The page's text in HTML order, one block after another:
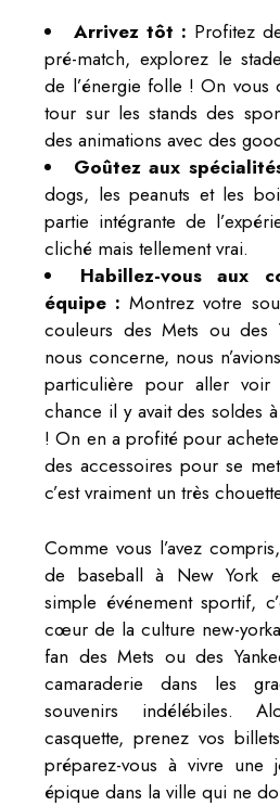
Arrivez tôt : Profitez
pré-match, explorez le
de l’énergie folle ! On vous
tour sur les stands des
des animations avec des
Goûtez aux
dogs, les peanuts et les
partie intégrante de
cliché mais tellement vrai.
Habillez-vous aux
équipe : Montrez votre
couleurs des Mets ou des
nous concerne, nous
particulière pour aller
chance il y avait des soldes
! On en a profité pour
des accessoires pour se
c’est vraiment un très
Comme vous l’avez
de baseball à New York
simple événement sportif,
cœur de la culture new-
fan des Mets ou des
camaraderie dans les
souvenirs indélébiles.
casquette, prenez vos
préparez-vous à vivre une
épique dans la ville qui ne